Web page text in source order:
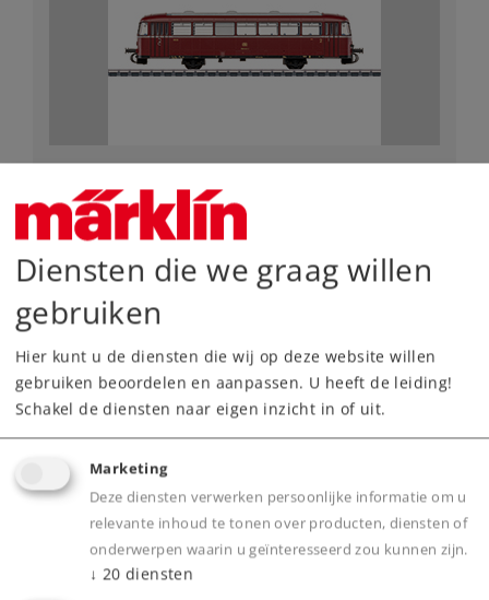
Railbus bijwagen type 998.0
129,00 €
Leverbaar vanaf fabriek.
Spoor H0 Tijdperk IV Reizigersrijtuigen
Diensten die we graag willen
gebruiken
Hier kunt u de diensten die wij op deze website willen
gebruiken beoordelen en aanpassen. U heeft de leiding!
Schakel de diensten naar eigen inzicht in of uit.
Marketing
Deze diensten verwerken persoonlijke informatie om u
relevante inhoud te tonen over producten, diensten of
onderwerpen waarin u geïnteresseerd zou kunnen zijn.
↓ 20 diensten